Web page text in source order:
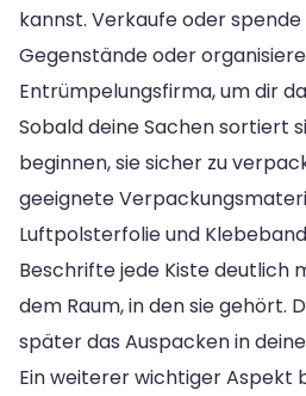
kannst. Verkaufe oder
Gegenstände oder
Entrümpelungsfirma, um dir
Sobald deine Sachen sortiert
beginnen, sie sicher zu
geeignete
Luftpolsterfolie und
Beschrifte jede Kiste deutlich
dem Raum, in den sie gehört.
später das Auspacken in
Ein weiterer wichtiger Aspekt